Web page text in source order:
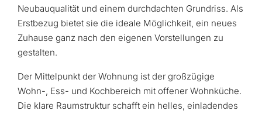
Neubauqualität und einem durchdachten Grundriss. Als
Erstbezug bietet sie die ideale Möglichkeit, ein neues
Zuhause ganz nach den eigenen Vorstellungen zu
gestalten.
Der Mittelpunkt der Wohnung ist der großzügige
Wohn-, Ess- und Kochbereich mit offener Wohnküche.
Die klare Raumstruktur schafft ein helles, einladendes